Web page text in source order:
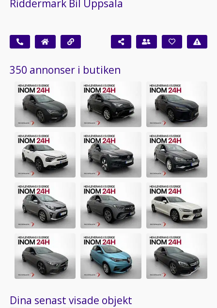
Riddermark Bil Uppsala
350 annonser i butiken
Dina senast visade objekt